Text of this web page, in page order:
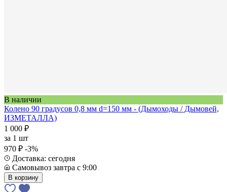
В наличии
Колено 90 градусов 0,8 мм d=150 мм - (Дымоходы / Дымовей,
ИЗМЕТАЛЛА)
1 000 ₽
за 1 шт
970 ₽ -3%
Доставка: сегодня
Самовывоз завтра с 9:00
В корзину